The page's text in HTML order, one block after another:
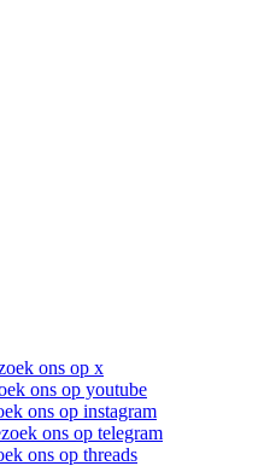
ons op x
ons op youtube
ons op instagram
ons op telegram
ons op threads